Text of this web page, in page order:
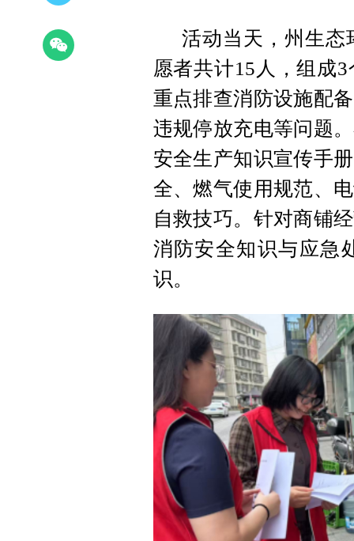
活动当天，州生态
愿者共计15人，组成
重点排查消防设施配
违规停放充电等问题
安全生产知识宣传手
全、燃气使用规范、
自救技巧。针对商铺
消防安全知识与应急
识。